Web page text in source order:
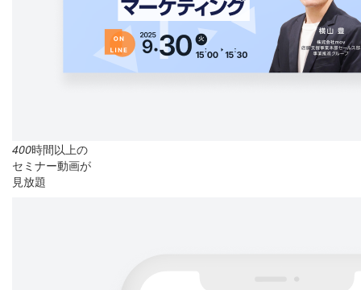
400時間以上の
セミナー動画が
見放題